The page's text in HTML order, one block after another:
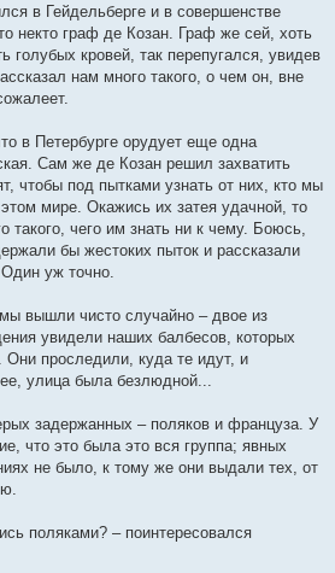
в Гейдельберге и в совершенстве
некто граф де Козан. Граф же сей, хоть
голубых кровей, так перепугался, увидев
нам много такого, о чем он, вне
в Петербурге орудует еще одна
Сам же де Козан решил захватить
чтобы под пытками узнать от них, кто мы
мире. Окажись их затея удачной, то
чего им знать ни к чему. Боюсь,
бы жестоких пыток и рассказали
уж точно.
вышли чисто случайно – двое из
увидели наших балбесов, которых
Они проследили, куда те идут, и
улица была безлюдной...
задержанных – поляков и француза. У
что это была это вся группа; явных
не было, к тому же они выдали тех, от
поляками? – поинтересовался